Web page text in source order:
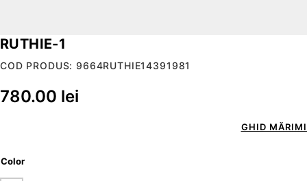
RUTHIE-1
COD PRODUS: 9664RUTHIE14391981
780.00 lei
GHID MĂRIMI
Color